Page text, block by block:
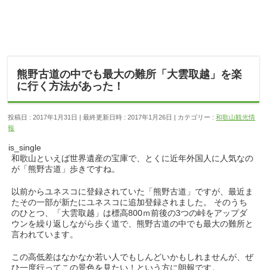
熊野古道の中でも最大の難所「大雲取越」を楽
に行く方法があった！
投稿日 : 2017年1月31日 最終更新日時 : 2017年1月26日 カテゴリー :和歌山観光情
報
is_single
和歌山といえば世界遺産の宝庫で、とくに近年外国人に人気なの
が「熊野古道」歩きですね。
以前からユネスコに登録されていた「熊野古道」ですが、最近ま
たその一部が新たにユネスコに追加登録されました。 そのうち
のひとつ、「大雲取越」は標高800ｍ前後の3つの峠をアップダ
ウンを繰り返しながら歩く道で、熊野古道の中でも最大の難所と
言われています。
この高低差はなかなか若い人でもしんどいかもしれませんが、ぜ
ひ一度行ってこの景色を見たい！という方に朗報です。